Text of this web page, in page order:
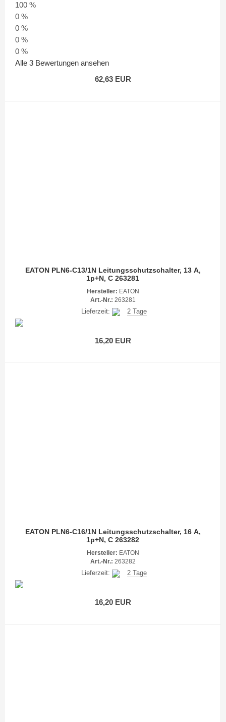
100 %
0 %
0 %
0 %
0 %
Alle 3 Bewertungen ansehen
62,63 EUR
EATON PLN6-C13/1N Leitungsschutzschalter, 13 A,
1p+N, C 263281
Hersteller: EATON
Art.-Nr.: 263281
Lieferzeit: 2 Tage
16,20 EUR
EATON PLN6-C16/1N Leitungsschutzschalter, 16 A,
1p+N, C 263282
Hersteller: EATON
Art.-Nr.: 263282
Lieferzeit: 2 Tage
16,20 EUR